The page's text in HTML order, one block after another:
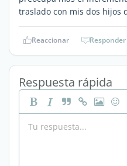
traslado con mis dos hijos
Reaccionar Responder
Respuesta rápida